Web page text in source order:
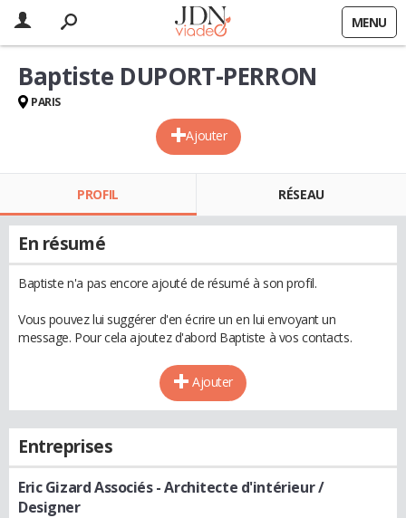
MENU
Ajouter
Baptiste DUPORT-PERRON
PARIS
PROFIL RÉSEAU
En résumé
Baptiste n'a pas encore ajouté de résumé à son profil.
Vous pouvez lui suggérer d'en écrire un en lui envoyant un
message. Pour cela ajoutez d'abord Baptiste à vos contacts.
Ajouter
Entreprises
Eric Gizard Associés- Architecte d'intérieur /
Designer